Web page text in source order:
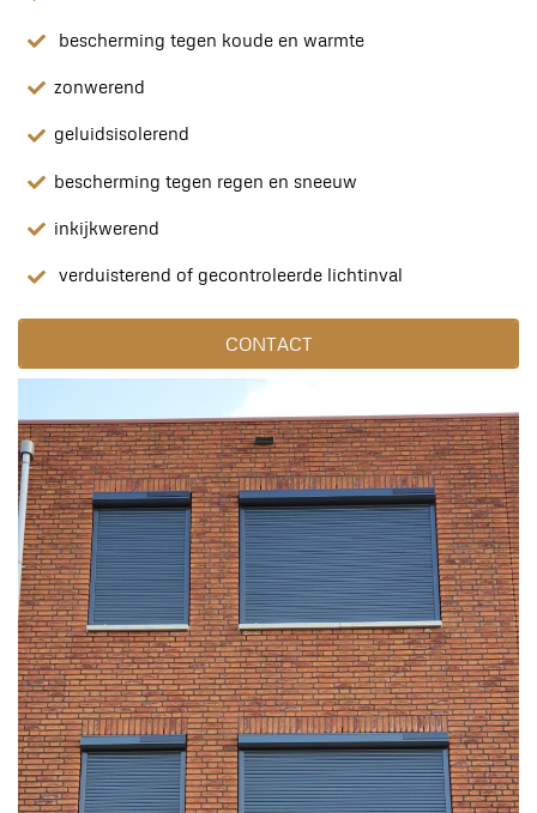
bescherming tegen koude en warmte
zonwerend
geluidsisolerend
bescherming tegen regen en sneeuw
inkijkwerend
verduisterend of gecontroleerde lichtinval
CONTACT